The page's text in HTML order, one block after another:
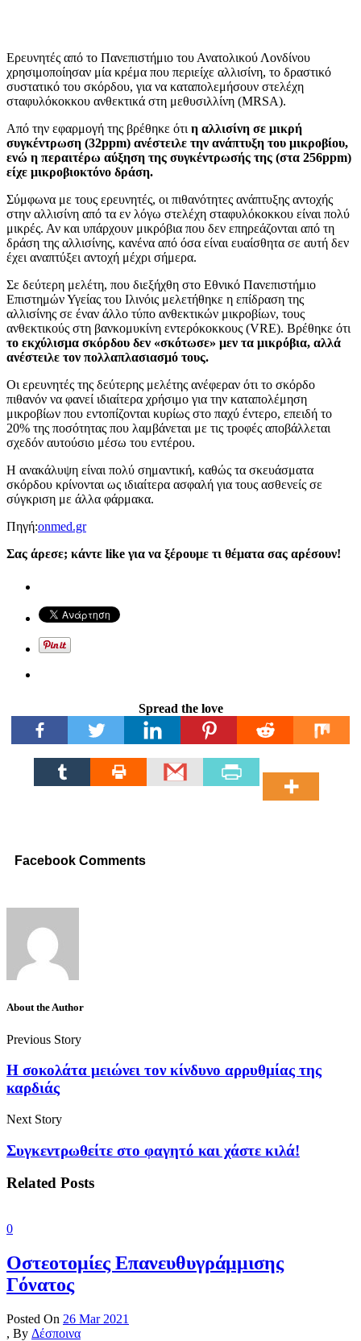
Ερευνητές από το Πανεπιστήμιο του Ανατολικού Λονδίνου
χρησιμοποίησαν μία κρέμα που περιείχε αλλισίνη, το δραστικό
συστατικό του σκόρδου, για να καταπολεμήσουν στελέχη
σταφυλόκοκκου ανθεκτικά στη μεθυσιλλίνη (MRSA).
Από την εφαρμογή της βρέθηκε ότι η αλλισίνη σε μικρή
συγκέντρωση (32ppm) ανέστειλε την ανάπτυξη του μικροβίου,
ενώ η περαιτέρω αύξηση της συγκέντρωσής της (στα 256ppm)
είχε μικροβιοκτόνο δράση.
Σύμφωνα με τους ερευνητές, οι πιθανότητες ανάπτυξης αντοχής
στην αλλισίνη από τα εν λόγω στελέχη σταφυλόκοκκου είναι πολύ
μικρές. Αν και υπάρχουν μικρόβια που δεν επηρεάζονται από τη
δράση της αλλισίνης, κανένα από όσα είναι ευαίσθητα σε αυτή δεν
έχει αναπτύξει αντοχή μέχρι σήμερα.
Σε δεύτερη μελέτη, που διεξήχθη στο Εθνικό Πανεπιστήμιο
Επιστημών Υγείας του Ιλινόις μελετήθηκε η επίδραση της
αλλισίνης σε έναν άλλο τύπο ανθεκτικών μικροβίων, τους
ανθεκτικούς στη βανκομυκίνη εντερόκοκκους (VRE). Βρέθηκε ότι
το εκχύλισμα σκόρδου δεν «σκότωσε» μεν τα μικρόβια, αλλά
ανέστειλε τον πολλαπλασιασμό τους.
Οι ερευνητές της δεύτερης μελέτης ανέφεραν ότι το σκόρδο
πιθανόν να φανεί ιδιαίτερα χρήσιμο για την καταπολέμηση
μικροβίων που εντοπίζονται κυρίως στο παχύ έντερο, επειδή το
20% της ποσότητας που λαμβάνεται με τις τροφές αποβάλλεται
σχεδόν αυτούσιο μέσω του εντέρου.
Η ανακάλυψη είναι πολύ σημαντική, καθώς τα σκευάσματα
σκόρδου κρίνονται ως ιδιαίτερα ασφαλή για τους ασθενείς σε
σύγκριση με άλλα φάρμακα.
Πηγή:onmed.gr
Σας άρεσε; κάντε like για να ξέρουμε τι θέματα σας αρέσουν!
Spread the love
Facebook Comments
About the Author
Previous Story
Η σοκολάτα μειώνει τον κίνδυνο αρρυθμίας της
καρδιάς
Next Story
Συγκεντρωθείτε στο φαγητό και χάστε κιλά!
Related Posts
0
Οστεοτομίες Επανευθυγράμμισης
Γόνατος
Posted On 26 Mar 2021
, By Δέσποινα